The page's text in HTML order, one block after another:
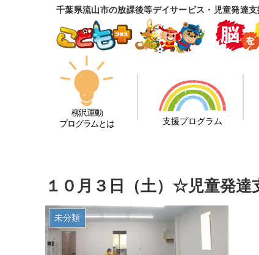
千葉県流山市の放課後等デイサービス・児童発達
柳沢運動
プログラムとは
支援プログラム
１０月３日（土）☆児童発
未分類